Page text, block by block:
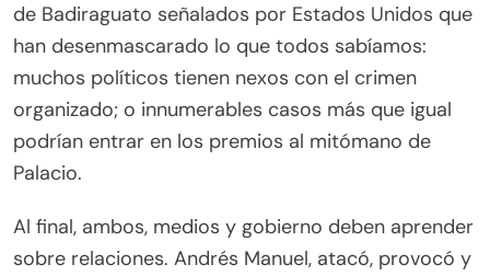
de Badiraguato señalados por Estados Unidos que
han desenmascarado lo que todos sabíamos:
muchos políticos tienen nexos con el crimen
organizado; o innumerables casos más que igual
podrían entrar en los premios al mitómano de
Palacio.
Al final, ambos, medios y gobierno deben aprender
sobre relaciones. Andrés Manuel, atacó, provocó y